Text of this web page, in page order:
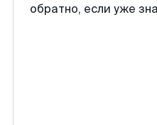
обратно, если уже